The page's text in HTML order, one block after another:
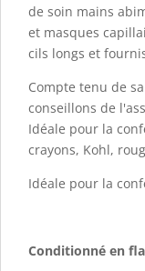
de soin mains
et masques
cils longs et
Compte tenu de
conseillons de
Idéale pour la
crayons, Kohl,
Idéale pour la
Conditionné en